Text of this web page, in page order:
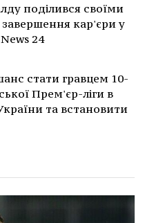
поділився своїми
кар'єри у
24
стати гравцем 10-
Прем'єр-ліги в
та встановити